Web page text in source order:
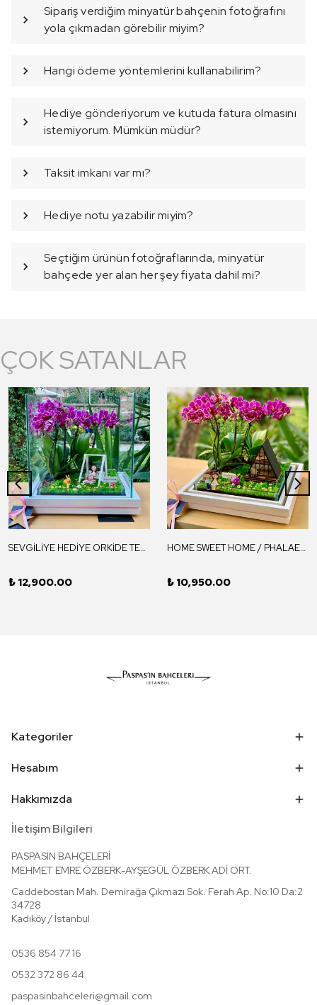
Sipariş verdiğim minyatür bahçenin fotoğrafını
yola çıkmadan görebilir miyim?
Hangi ödeme yöntemlerini kullanabilirim?
Hediye gönderiyorum ve kutuda fatura olmasını
istemiyorum. Mümkün müdür?
Taksit imkanı var mı?
Hediye notu yazabilir miyim?
Seçtiğim ürünün fotoğraflarında, minyatür
bahçede yer alan her şey fiyata dahil mi?
ÇOK SATANLAR
SEVGİLİYE HEDİYE ORKİDE TERARYUM / DREAMSCAPE
₺ 12,900.00
HOME SWEET HOME / PHALAENOPSIS
₺ 10,950.00
Kategoriler
Hesabım
Hakkımızda
İletişim Bilgileri
PASPASIN BAHÇELERİ
MEHMET EMRE ÖZBERK-AYŞEGÜL ÖZBERK ADİ ORT.
Caddebostan Mah. Demirağa Çıkmazı Sok. Ferah Ap. No:10 Da:2
34728
Kadıköy / İstanbul
0536 854 77 16
0532 372 86 44
paspasinbahceleri@gmail.com